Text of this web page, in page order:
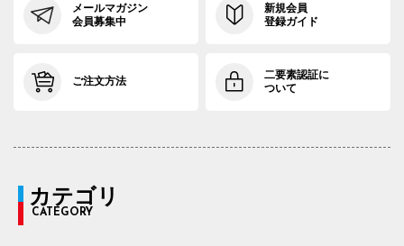
メールマガジン
会員募集中
新規会員
登録ガイド
ご注文方法
二要素認証に
ついて
カテゴリ
CATEGORY